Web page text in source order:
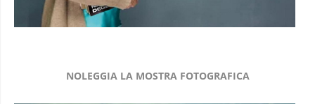
NOLEGGIA LA MOSTRA FOTOGRAFICA